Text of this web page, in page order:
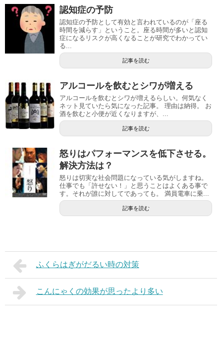
認知症の予防
認知症の予防として有効と言われているのが「座る
時間を減らす」ということ。座る時間が多いと認知
症になるリスクが高くなることが研究でわかってい
る...
記事を読む
アルコールを飲むとシワが増える
アルコールを飲むとシワが増えるらしい。何気なく
ネット見ていたら気になった記事。 理由は納得。 お
酒を飲むと小便が近くなりますが、...
記事を読む
怒りはパフォーマンスを低下させる。
解決方法は？
怒りは切実な社会問題になっている気がしますね。
仕事でも「許せない！」と思うことはよくある事で
す。それが誰に対してであっても。 満員電車に乗...
記事を読む
ふくらはぎがだるい時の対策
こんにゃくの効果が思ったより多い